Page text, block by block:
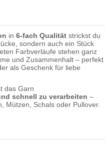
in 6-fach Qualität strickst du
sondern auch ein Stück
Farbverläufe stehen ganz
und Zusammenhalt – perfekt
als Geschenk für liebe
das Garn
schnell zu verarbeiten –
Mützen, Schals oder Pullover.